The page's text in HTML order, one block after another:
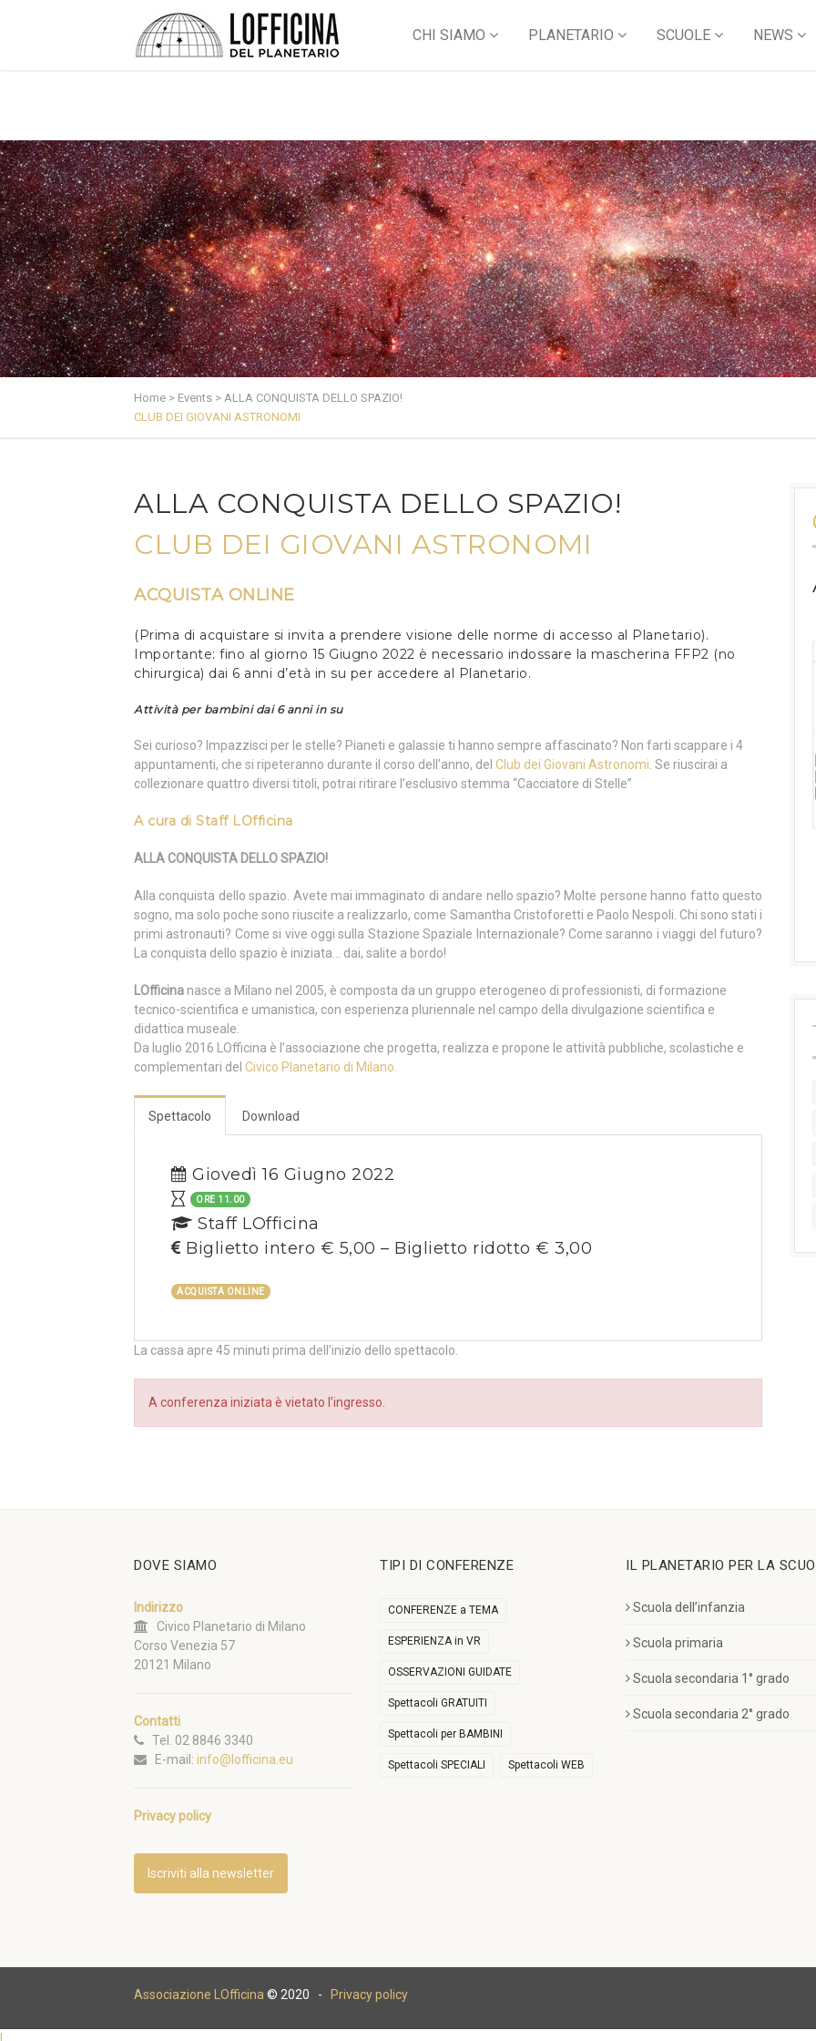
CHI SIAMO PLANETARIO SCUOLE NEWS
Home > Events > ALLA CONQUISTA DELLO SPAZIO!
CLUB DEI GIOVANI ASTRONOMI
ALLA CONQUISTA DELLO SPAZIO!
CLUB DEI GIOVANI ASTRONOMI
ACQUISTA ONLINE
(Prima di acquistare si invita a prendere visione delle norme di accesso al Planetario).
Importante: fino al giorno 15 Giugno 2022 è necessario indossare la mascherina FFP2 (no
chirurgica) dai 6 anni d’età in su per accedere al Planetario.
Attività per bambini dai 6 anni in su
Sei curioso? Impazzisci per le stelle? Pianeti e galassie ti hanno sempre affascinato? Non farti scappare i 4
appuntamenti, che si ripeteranno durante il corso dell’anno, del Club dei Giovani Astronomi . Se riuscirai a
collezionare quattro diversi titoli, potrai ritirare l’esclusivo stemma “Cacciatore di Stelle”
A cura di Staff LOfficina
ALLA CONQUISTA DELLO SPAZIO!
Alla conquista dello spazio. Avete mai immaginato di andare nello spazio? Molte persone hanno fatto questo
sogno, ma solo poche sono riuscite a realizzarlo, come Samantha Cristoforetti e Paolo Nespoli. Chi sono stati i
primi astronauti? Come si vive oggi sulla Stazione Spaziale Internazionale? Come saranno i viaggi del futuro?
La conquista dello spazio è iniziata… dai, salite a bordo!
LOfficina nasce a Milano nel 2005, è composta da un gruppo eterogeneo di professionisti, di formazione
tecnico-scientifica e umanistica, con esperienza pluriennale nel campo della divulgazione scientifica e
didattica museale.
Da luglio 2016 LOfficina è l’associazione che progetta, realizza e propone le attività pubbliche, scolastiche e
complementari del Civico Planetario di Milano.
Spettacolo Download
Giovedì 16 Giugno 2022
ORE 11.00
Staff LOfficina
Biglietto intero € 5,00 – Biglietto ridotto € 3,00
ACQUISTA ONLINE
La cassa apre 45 minuti prima dell’inizio dello spettacolo.
A conferenza iniziata è vietato l’ingresso.
DOVE SIAMO
Indirizzo
Civico Planetario di Milano
Corso Venezia 57
20121 Milano
Contatti
Tel. 02 8846 3340
E-mail: info@lofficina.eu
Privacy policy
Iscriviti alla newsletter
TIPI DI CONFERENZE
CONFERENZE a TEMA
ESPERIENZA in VR
OSSERVAZIONI GUIDATE
Spettacoli GRATUITI
Spettacoli per BAMBINI
Spettacoli SPECIALI Spettacoli WEB
IL PLANETARIO PER LA
Scuola dell’infanzia
Scuola primaria
Scuola secondaria 1° grado
Scuola secondaria 2° grado
Associazione LOfficina © 2020 - Privacy policy